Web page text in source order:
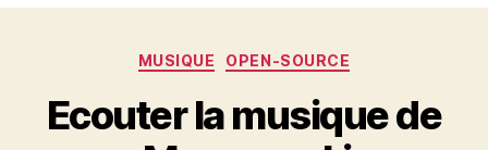
Catégories
MUSIQUE OPEN-SOURCE
Ecouter la musique de